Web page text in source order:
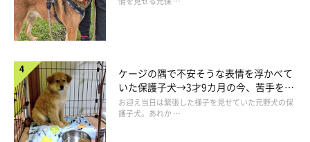
飼い主さん：
「ふだんからぬいぐるみっぽい感じがするあんちゃんですが、サ
イズやシルエットが同じぬいぐるみと並ぶといつも以上にぬいぐ
るみのように感じて、かわいくて思わずシャッターを押しまし
た」
ケージの隅で不安そうな表情を浮かべて
いた保護子犬→3才9カ月の今、苦手を克
服し頼もしいコに成長！
お迎え当日は緊張した様子を見せていた元野犬の保
護子犬。あれか …